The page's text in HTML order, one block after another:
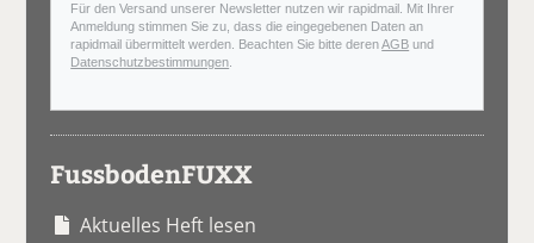
Für den Versand unserer Newsletter nutzen wir rapidmail. Mit Ihrer
Anmeldung stimmen Sie zu, dass die eingegebenen Daten an
rapidmail übermittelt werden. Beachten Sie bitte derenAGB und
Datenschutzbestimmungen
FussbodenFUXX
Aktuelles Heft lesen